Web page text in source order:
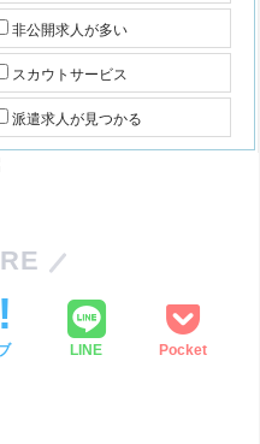
非公開求人が多い
スカウトサービス
派遣求人が見つかる
LINE Pocket